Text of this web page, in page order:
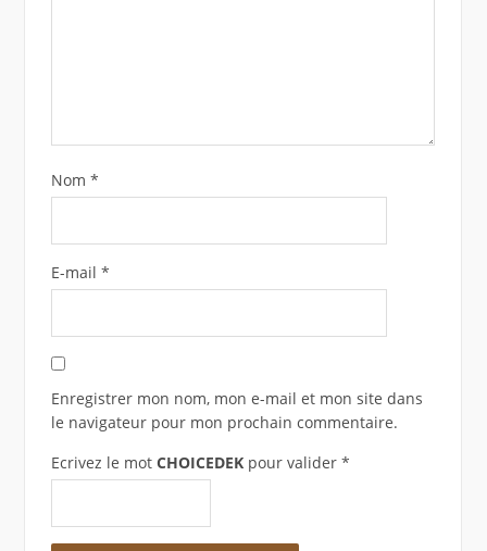
Nom *
E-mail *
Enregistrer mon nom, mon e-mail et mon site dans
le navigateur pour mon prochain commentaire.
Ecrivez le mot CHOICEDEKpour valider *